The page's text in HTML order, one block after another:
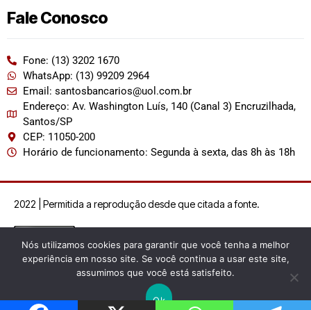
Fale Conosco
Fone: (13) 3202 1670
WhatsApp: (13) 99209 2964
Email: santosbancarios@uol.com.br
Endereço: Av. Washington Luís, 140 (Canal 3) Encruzilhada,
Santos/SP
CEP: 11050-200
Horário de funcionamento: Segunda à sexta, das 8h às 18h
2022 | Permitida a reprodução desde que citada a fonte.
Nós utilizamos cookies para garantir que você tenha a melhor
experiência em nosso site. Se você continua a usar este site,
assumimos que você está satisfeito.
Ok